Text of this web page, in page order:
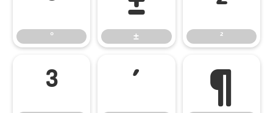
° ± ²
³ ´ ¶